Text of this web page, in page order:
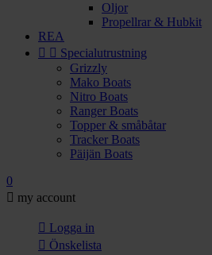
Oljor
Propellrar & Hubkit
REA
  Specialutrustning
Grizzly
Mako Boats
Nitro Boats
Ranger Boats
Topper & småbåtar
Tracker Boats
Päijän Boats
0
 my account
 Logga in
 Önskelista